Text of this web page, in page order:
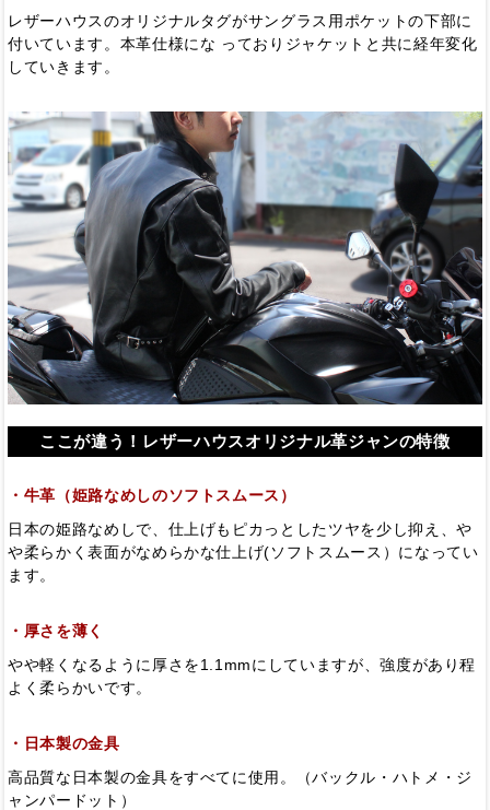
レザーハウスのオリジナルタグがサングラス用ポケットの下部に
付いています。本革仕様にな っておりジャケットと共に経年変化
していきます。
ここが違う！レザーハウスオリジナル革ジャンの特徴
・牛革（姫路なめしのソフトスムース）
日本の姫路なめしで、仕上げもピカっとしたツヤを少し抑え、や
や柔らかく表面がなめらかな仕上げ(ソフトスムース）になってい
ます。
・厚さを薄く
やや軽くなるように厚さを1.1mmにしていますが、強度があり程
よく柔らかいです。
・日本製の金具
高品質な日本製の金具をすべてに使用。（バックル・ハトメ・ジ
ャンパードット）